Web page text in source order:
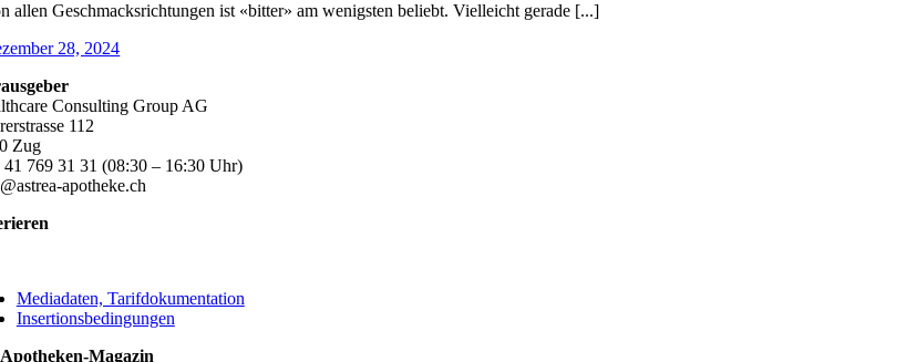
allen Geschmacksrichtungen ist «bitter» am wenigsten beliebt. Vielleicht gerade [...]
28, 2024
Consulting Group AG
112
Zug
41 769 31 31 (08:30 – 16:30 Uhr)
apotheke.ch
Mediadaten, Tarifdokumentation
Insertionsbedingungen
Magazin